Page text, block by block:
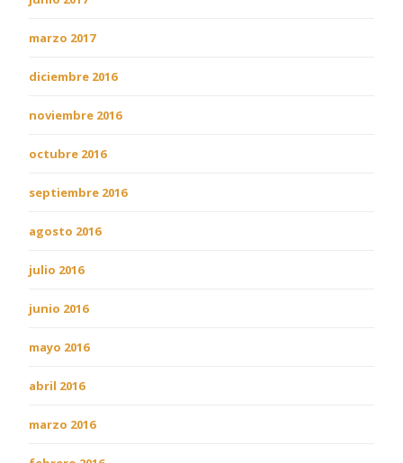
marzo 2017
diciembre 2016
noviembre 2016
octubre 2016
septiembre 2016
agosto 2016
julio 2016
junio 2016
mayo 2016
abril 2016
marzo 2016